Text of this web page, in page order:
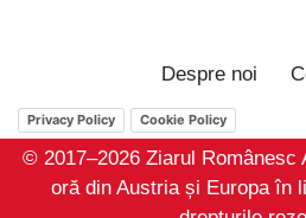
Despre noi
Privacy Policy Cookie Policy
© 2017–2026 Ziarul Românesc
oră din Austria și Europa în